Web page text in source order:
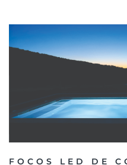
FOCOS LED DE